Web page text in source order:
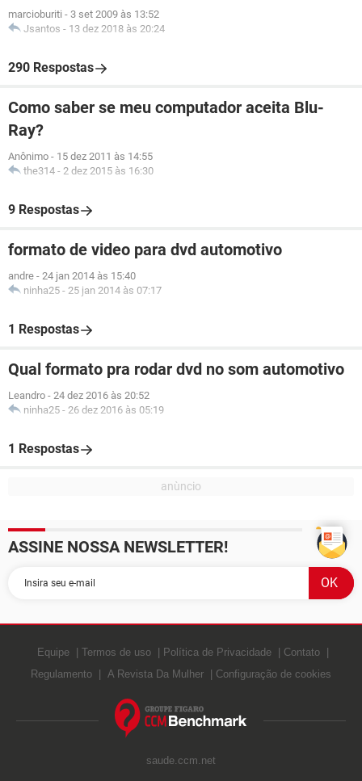
marcioburiti - 3 set 2009 às 13:52
Jsantos - 13 dez 2018 às 20:24
290 Respostas
Como saber se meu computador aceita Blu-
Ray?
Anônimo - 15 dez 2011 às 14:55
the314 - 2 dez 2015 às 16:30
9 Respostas
formato de video para dvd automotivo
andre - 24 jan 2014 às 15:40
ninha25 - 25 jan 2014 às 07:17
1 Respostas
Qual formato pra rodar dvd no som automotivo
Leandro - 24 dez 2016 às 20:52
ninha25 - 26 dez 2016 às 05:19
1 Respostas
ASSINE NOSSA NEWSLETTER!
Equipe Termos de uso Política de Privacidade
Contato
Regulamento
A Revista Da Mulher Configuração de cookies
saude.ccm.net